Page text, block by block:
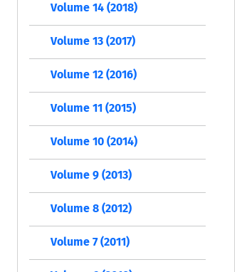
Volume 14 (2018)
Volume 13 (2017)
Volume 12 (2016)
Volume 11 (2015)
Volume 10 (2014)
Volume 9 (2013)
Volume 8 (2012)
Volume 7 (2011)